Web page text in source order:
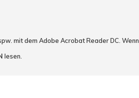
mit dem Adobe Acrobat Reader DC. Wenn
lesen.